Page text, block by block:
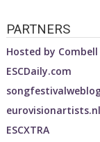
PARTNERS
Hosted by Combell
ESCDaily.com
eurovisionartists.nl
ESCXTRA